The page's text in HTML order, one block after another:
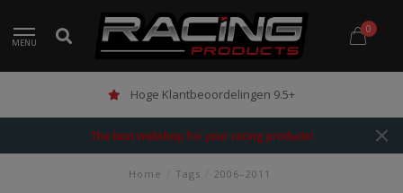
MENU
0
Hoge Klantbeoordelingen 9.5+
The best webshop for your racing products!
Home Tags 2006–2011